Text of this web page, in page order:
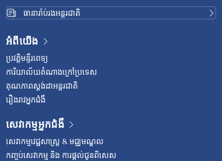
ធានារ៉ាប់រងអន្តរជាតិ
អំពីយើង
ប្រវត្តិមន្ទីរពេទ្យ
ការិយាល័យតំណាងក្រៅប្រទេស
គុណភាពស្តង់ដាអន្តរជាតិ
រឿងរាវអ្នកជំងឺ
សេវាកម្មអ្នកជំងឺ
សេវាកម្មវេជ្ជសាស្រ្ត & មជ្ឈមណ្ឌល
កញ្ចប់សេវាកម្ម និង ការផ្តល់ជូនពិសេស